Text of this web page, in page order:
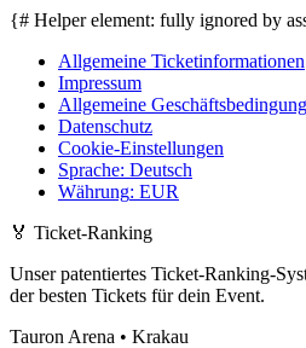
{# Helper element: fully ignored by
Allgemeine Ticketinformationen
Impressum
Allgemeine
Datenschutz
Cookie-Einstellungen
Sprache: Deutsch
Währung: EUR
🏅 Ticket-Ranking
Unser patentiertes Ticket-Ranking-
der besten Tickets für dein Event.
Tauron Arena • Krakau